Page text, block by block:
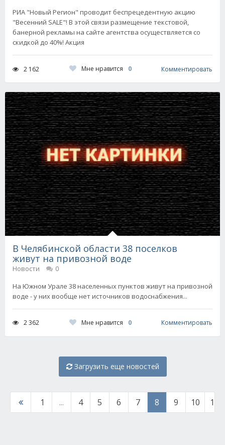
РИА "Новый Регион" проводит беспрецедентную акцию
"Весенний SALE"! В этой связи размещение текстовой,
банерной рекламы на сайте агентства осуществляется со
скидкой до 40%! Акция
2 162 Мне нравится 0 Комментировать
В Челябинской области 38 поселков
живут на привозной воде
Новости
0
На Южном Урале 38 населенных пунктов живут на привозной
воде - у них вообще нет источников водоснабжения...
2 362 Мне нравится 0 Комментировать
Загрузить еще новостей
1 ... 4 5 6 7 8 9 10 11